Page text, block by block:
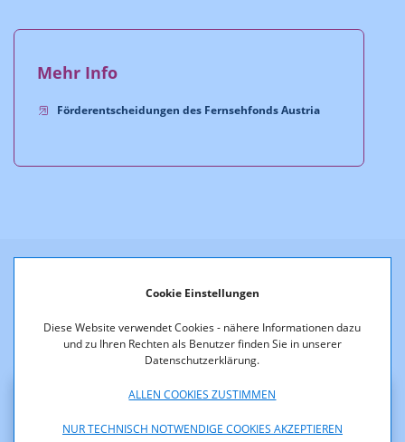
Cookie Einstellungen
Diese Website verwendet Cookies - nähere Informationen dazu
und zu Ihren Rechten als Benutzer finden Sie in unserer
Datenschutzerklärung.
ALLEN COOKIES ZUSTIMMEN
NUR TECHNISCH NOTWENDIGE COOKIES AKZEPTIEREN
Mehr Info
Förderentscheidungen des Fernsehfonds Austria
Weitere Neuigkeiten
Klarstellung zu diversen